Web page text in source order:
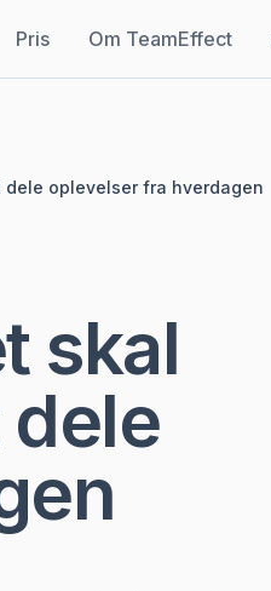
Pris Om TeamEffect
oplevelser fra hverdagen
skal